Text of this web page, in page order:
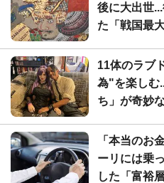
後に大出世
た「戦国最
11体のラブ
為"を楽しむ
ち」が奇妙
「本当のお
ーリには乗
した「富裕